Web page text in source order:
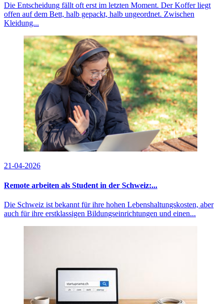
Die Entscheidung fällt oft erst im letzten Moment. Der Koffer liegt
offen auf dem Bett, halb gepackt, halb ungeordnet. Zwischen
Kleidung...
21-04-2026
Remote arbeiten als Student in der Schweiz:...
Die Schweiz ist bekannt für ihre hohen Lebenshaltungskosten, aber
auch für ihre erstklassigen Bildungseinrichtungen und einen...